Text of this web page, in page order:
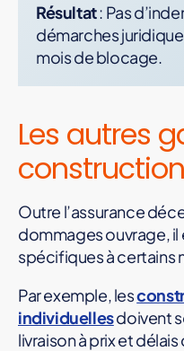
Résultat: Pas
démarches
mois de blocage.
Les autres
construction
Outre l’assurance
dommages ouvrage, il
spécifiques à certains
Par exemple, les
individuellesdoivent
livraison à prix et